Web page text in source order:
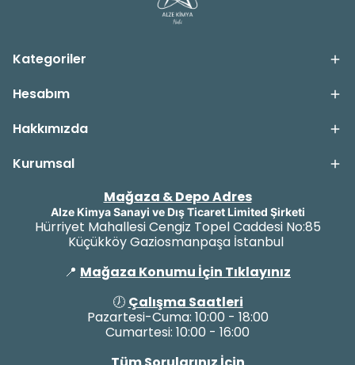
Kategoriler
Hesabım
Hakkımızda
Kurumsal
Mağaza & Depo Adres
Alze Kimya Sanayi ve Dış Ticaret Limited Şirketi
Hürriyet Mahallesi Cengiz Topel Caddesi No:85
Küçükköy Gaziosmanpaşa İstanbul
📍 Mağaza Konumu İçin Tıklayınız
🕖 Çalışma Saatleri
Pazartesi-Cuma: 10:00 - 18:00
Cumartesi: 10:00 - 16:00